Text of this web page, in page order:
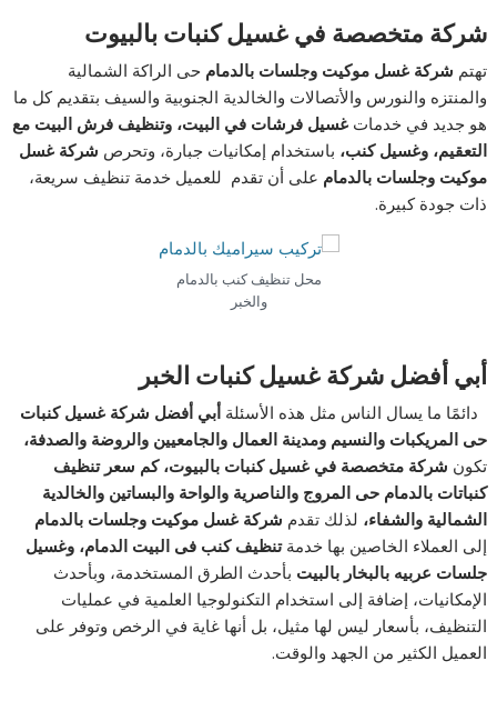
شركة متخصصة في غسيل كنبات بالبيوت
تهتم شركة غسل موكيت وجلسات بالدمام حى الراكة الشمالية
والمنتزه والنورس والأتصالات والخالدية الجنوبية والسيف بتقديم كل ما
هو جديد في خدماتغسيل فرشات في البيت، وتنظيف فرش البيت مع
التعقيم، وغسيل كنب، باستخدام إمكانيات جبارة، وتحرص شركة غسل
موكيت وجلسات بالدمام على أن تقدم للعميل خدمة تنظيف سريعة،
ذات جودة كبيرة.
محل تنظيف كنب بالدمام
والخبر
أبي أفضل شركة غسيل كنبات الخبر
دائمًا ما يسال الناس مثل هذه الأسئلةأبي أفضل شركة غسيل كنبات
حى المريكبات والنسيم ومدينة العمال والجامعيين والروضة والصدفة،
تكون شركة متخصصة في غسيل كنبات بالبيوت، كم سعر تنظيف
كنباتات بالدمام حى المروج والناصرية والواحة والبساتين والخالدية
الشمالية والشفاء، لذلك تقدم شركة غسل موكيت وجلسات بالدمام
إلى العملاء الخاصين بها خدمةتنظيف كنب فى البيت الدمام، وغسيل
جلسات عربيه بالبخار بالبيت بأحدث الطرق المستخدمة، وبأحدث
الإمكانيات، إضافة إلى استخدام التكنولوجيا العلمية في عمليات
التنظيف، بأسعار ليس لها مثيل، بل أنها غاية في الرخص وتوفر على
العميل الكثير من الجهد والوقت.